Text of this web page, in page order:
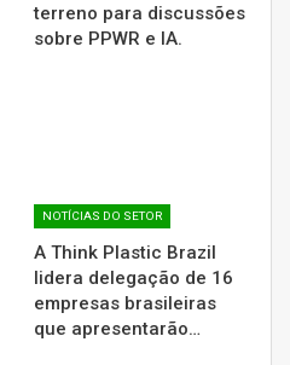
terreno para discussões
sobre PPWR e IA.
NOTÍCIAS DO SETOR
A Think Plastic Brazil
lidera delegação de 16
empresas brasileiras
que apresentarão…